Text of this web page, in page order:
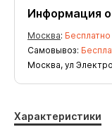
Информация
Москва: Бесплатно
Самовывоз:
Москва, ул
Характеристики